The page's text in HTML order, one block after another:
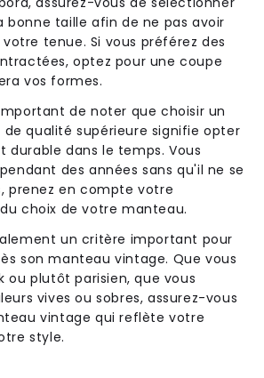
bonne taille afin de ne pas avoir
tenue. Si vous préférez des
optez pour une coupe
vos formes.
de noter que choisir un
qualité supérieure signifie opter
durable dans le temps. Vous
des années sans qu'il ne se
prenez en compte votre
choix de votre manteau.
un critère important pour
son manteau vintage. Que vous
ou plutôt parisien, que vous
vives ou sobres, assurez-vous
vintage qui reflète votre
style.